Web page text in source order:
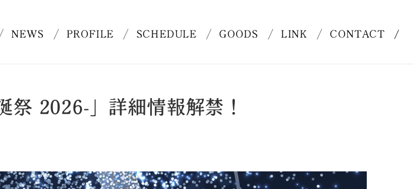
NEWS PROFILE SCHEDULE GOODS LINK CONTACT
2026-」詳細情報解禁！